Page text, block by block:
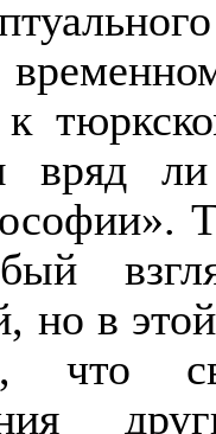
к
ли
но в
что